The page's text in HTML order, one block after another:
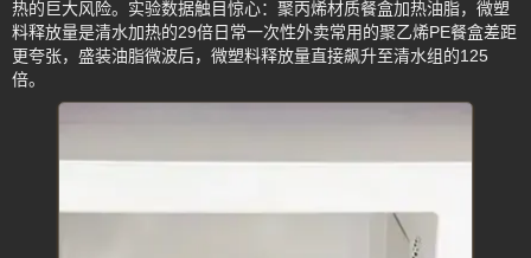
热的巨大风险。实验数据触目惊心：聚丙烯材质餐盒加热油脂，微塑
料释放量是清水加热的29倍日常一次性外卖常用的聚乙烯PE餐盒差距
更夸张，盛装油脂微波后，微塑料释放量直接飙升至清水组的125
倍。